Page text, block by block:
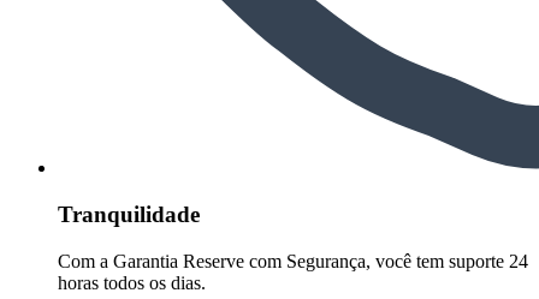
Tranquilidade
Com a Garantia Reserve com Segurança, você tem suporte 24
horas todos os dias.